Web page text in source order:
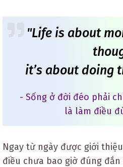
"Life is about
it’s about doing
- Sống ở đời đéo phải
là làm điều
Ngay từ ngày được giới
điều chưa bao giờ đúng